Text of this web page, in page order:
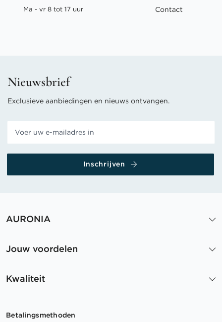
Ma - vr 8 tot 17 uur Contact
Nieuwsbrief
Exclusieve aanbiedingen en nieuws ontvangen.
Inschrijven
AURONIA
Jouw voordelen
Kwaliteit
Betalingsmethoden